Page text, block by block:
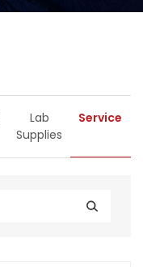
Lab
Supplies
Service